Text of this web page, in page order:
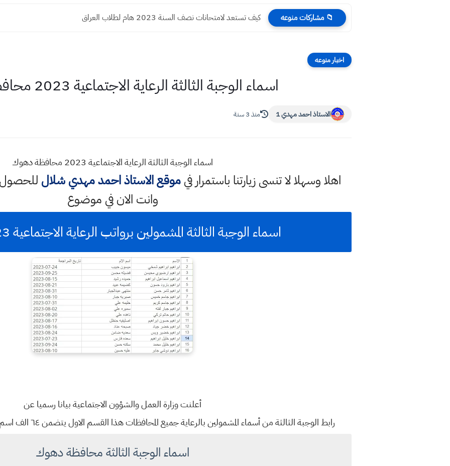
📁 مشاركات منوعه كيف تستعد لامتحانات نصف السنة 2023 هام لطلاب العراق
اخبار منوعه
اسماء الوجبة الثالثة الرعاية الاجتماعية 2023 محافظة دهوك
الاستاذ احمد مهدي 1 منذ 3 سنة
اسماء الوجبة الثالثة الرعاية الاجتماعية 2023 محافظة دهوك
اهلا وسهلالا تنسى زيارتنا باستمرار فيموقع الاستاذ احمد مهدي شلال
وانت الان في موضوع
اسماء الوجبة الثالثة المشمولين برواتب الرعاية الاجتماعية 2023 دهوك
أعلنت وزارة العمل والشؤون الاجتماعية بيانا رسميا عن
رابط الوجبة الثالثة من أسماء المشمولين بالرعاية جميع المحافظات هذا القسم الاول يتضمن ٦٤ الف اسم والقسم الثاني يتم نشره يوم الأحد
اسماء الوجبة الثالثة محافظة دهوك